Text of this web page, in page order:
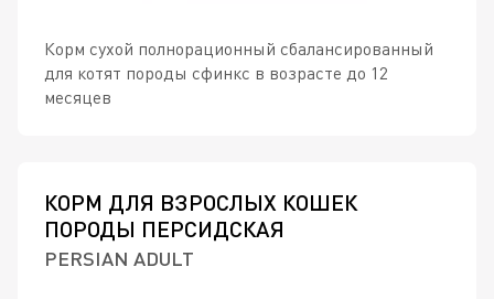
Корм сухой полнорационный сбалансированный
для котят породы сфинкс в возрасте до 12
месяцев
КОРМ ДЛЯ ВЗРОСЛЫХ КОШЕК
ПОРОДЫ ПЕРСИДСКАЯ
PERSIAN ADULT